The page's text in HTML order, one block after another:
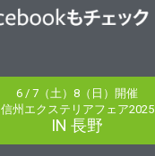
6 / 7（土）8（日）開催
信州エクステリアフェア2025
IN 長野